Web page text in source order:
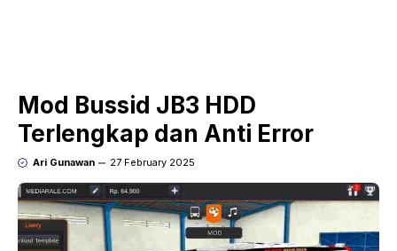
Mod Bussid JB3 HDD
Terlengkap dan Anti Error
Ari Gunawan 27 February 2025